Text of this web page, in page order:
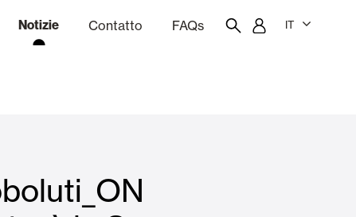
Notizie Contatto FAQs IT